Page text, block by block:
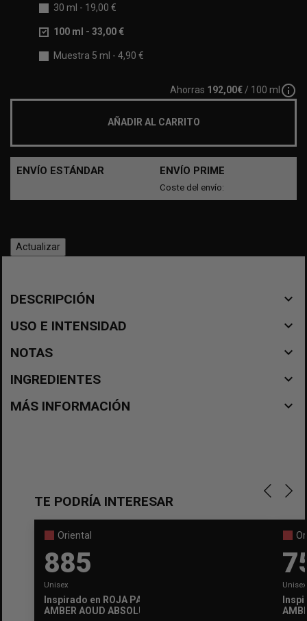
30 ml - 19,00 €
100 ml - 33,00 €
Muestra 5 ml - 4,90 €
Ahorras 192,00€/ 100 ml info_outline
AÑADIR AL CARRITO
ENVÍO ESTÁNDAR ENVÍO PRIME
Coste del envío:
DESCRIPCIÓN navigate_before
USO E INTENSIDAD navigate_before
NOTAS navigate_before
INGREDIENTES navigate_before
MÁS INFORMACIÓN navigate_before
TE PODRÍA INTERESAR
Oriental
885
Unisex
Inspirado en ROJA PARFUMS
AMBER AOUD ABSOLUE PRECIEUX
Unisex